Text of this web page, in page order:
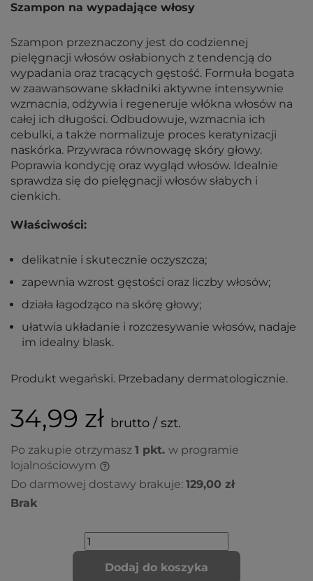
Szampon na wypadające włosy
Szampon przeznaczony jest do codziennej
pielęgnacji włosów osłabionych z tendencją do
wypadania oraz tracących gęstość. Formuła bogata
w zaawansowane składniki aktywne intensywnie
wzmacnia, odżywia i regeneruje włókna włosów na
całej ich długości. Odbudowuje, wzmacnia ich
cebulki, a także normalizuje proces keratynizacji
naskórka. Przywraca równowagę skóry głowy.
Poprawia kondycję oraz wygląd włosów. Idealnie
sprawdza się do pielęgnacji włosów słabych i
cienkich.
Właściwości:
delikatnie i skutecznie oczyszcza;
zapewnia wzrost gęstości oraz liczby włosów;
działa łagodząco na skórę głowy;
ułatwia układanie i rozczesywanie włosów, nadaje
im idealny blask.
Produkt wegański. Przebadany dermatologicznie.
34,99 zł brutto / szt.
Po zakupie otrzymasz 1 pkt. w programie
lojalnościowym
Do darmowej dostawy brakuje: 129,00 zł
Brak
Dodaj do koszyka